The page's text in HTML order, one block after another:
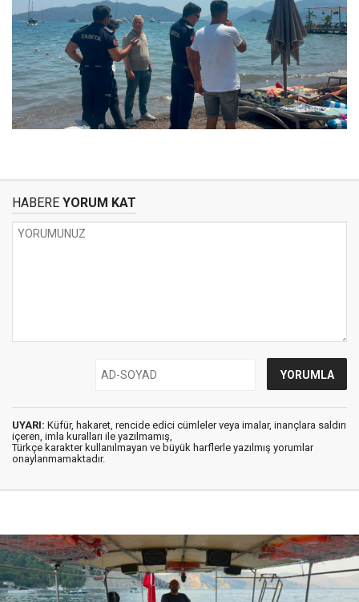
HABERE YORUM KAT
UYARI: Küfür, hakaret, rencide edici cümleler veya imalar, inançlara saldırı
içeren, imla kuralları ile yazılmamış,
Türkçe karakter kullanılmayan ve büyük harflerle yazılmış yorumlar
onaylanmamaktadır.